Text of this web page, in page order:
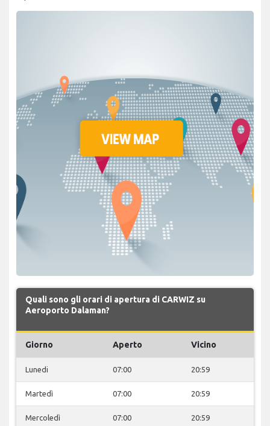
Quali sono gli orari di apertura di CARWIZ su
Aeroporto Dalaman?
Giorno Aperto Vicino
Lunedi 07:00 20:59
Martedì 07:00 20:59
Mercoledì 07:00 20:59